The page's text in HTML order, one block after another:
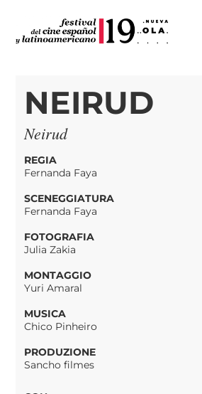
NEIRUD
Neirud
REGIA
Fernanda Faya
SCENEGGIATURA
Fernanda Faya
FOTOGRAFIA
Julia Zakia
MONTAGGIO
Yuri Amaral​
MUSICA
Chico Pinheiro
PRODUZIONE
Sancho filmes